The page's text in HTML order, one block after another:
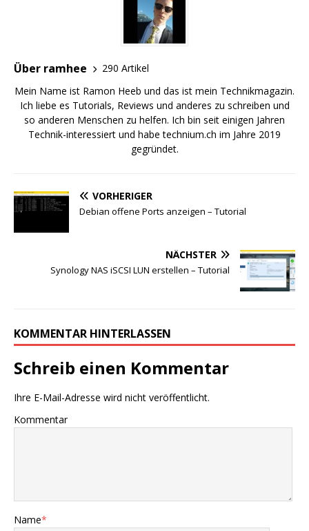
Über ramhee
290 Artikel
Mein Name ist Ramon Heeb und das ist mein Technikmagazin.
Ich liebe es Tutorials, Reviews und anderes zu schreiben und
so anderen Menschen zu helfen. Ich bin seit einigen Jahren
Technik-interessiert und habe technium.ch im Jahre 2019
gegründet.
VORHERIGER
Debian offene Ports anzeigen – Tutorial
NÄCHSTER
Synology NAS iSCSI LUN erstellen – Tutorial
KOMMENTAR HINTERLASSEN
Schreib einen Kommentar
Ihre E-Mail-Adresse wird nicht veröffentlicht.
Kommentar
Name*